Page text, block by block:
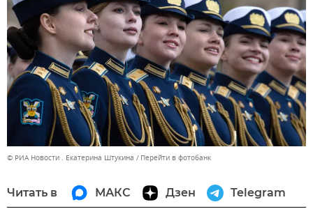
© РИА Новости . Екатерина Штукина Перейти в фотобанк
Читать в МАКС Дзен Telegram